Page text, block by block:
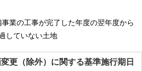
業の工事が完了した年度の翌年度から
していない土地
更（除外）に関する基準施行期日